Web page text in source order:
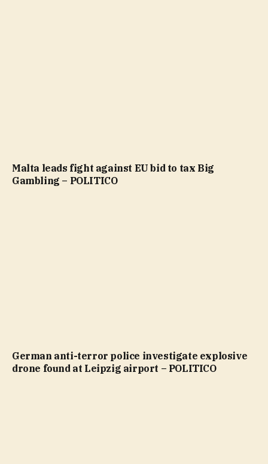
Malta leads fight against EU bid to tax Big
Gambling – POLITICO
German anti-terror police investigate explosive
drone found at Leipzig airport – POLITICO